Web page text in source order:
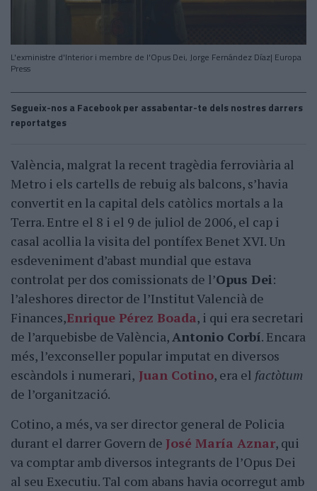
L'exministre d'Interior i membre de l'Opus Dei, Jorge Fernández Díaz| Europa
Press
Segueix-nos a Facebook per assabentar-te dels nostres darrers
reportatges
València, malgrat la recent tragèdia ferroviària al
Metro i els cartells de rebuig als balcons, s’havia
convertit en la capital dels catòlics mortals a la
Terra. Entre el 8 i el 9 de juliol de 2006, el cap i
casal acollia la visita del pontífex Benet XVI. Un
esdeveniment d’abast mundial que estava
controlat per dos comissionats de l’Opus Dei:
l’aleshores director de l’Institut Valencià de
Finances,Enrique Pérez Boada, i qui era secretari
de l’arquebisbe de València,Antonio Corbí. Encara
més, l’exconseller popular imputat en diversos
escàndols i numerari, Juan Cotino, era el factòtum
de l’organització.
Cotino, a més, va ser director general de Policia
durant el darrer Govern de José María Aznar, qui
va comptar amb diversos integrants de l’Opus Dei
al seu Executiu. Tal com abans havia ocorregut amb